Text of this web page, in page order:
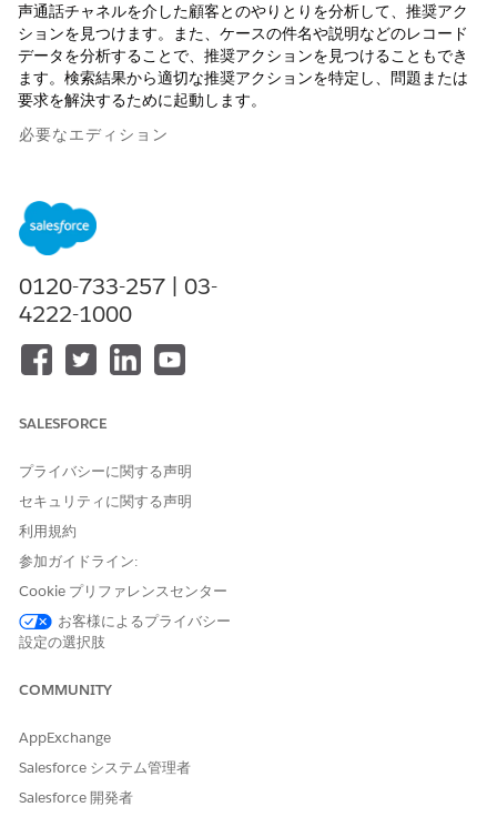
声通話チャネルを介した顧客とのやりとりを分析して、推奨アク
ションを見つけます。また、ケースの件名や説明などのレコード
データを分析することで、推奨アクションを見つけることもでき
ます。検索結果から適切な推奨アクションを特定し、問題または
要求を解決するために起動します。
必要なエディション
使用可能なエディション:
Edition、
ニーズに最適な方法を使用してください。
キーワードを入力して推奨アクションを起動します。
顧客とのやりとりを分析して推奨アクションを起動します。
顧客を支援するために、アクションランチャーでは顧客とのや
キーワードの入力による推奨アクションの起動
入力して推奨アクションを検索します。
顧客を支援するために、アクションランチャーでレコードデー
タを分析し、推奨アクションを見つけることができます。この
方法では、会話以外のレコードデータ ([ケースの件名] や [ケ
提案します。
この記事で問題は解決されましたか?
0120-733-257 | 03-
4222-1000
SALESFORCE
プライバシーに関する声明
セキュリティに関する声明
利用規約
参加ガイドライン:
Cookie プリファレンスセンター
お客様によるプライバシー
設定の選択肢
COMMUNITY
AppExchange
Salesforce システム管理者
Salesforce 開発者